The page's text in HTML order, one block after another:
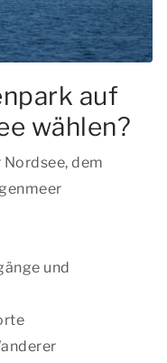
auf
wählen?
dem
und